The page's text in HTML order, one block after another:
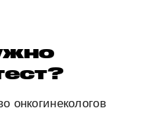
онкогинекологов